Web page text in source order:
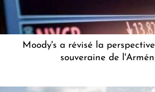
Moody's a révisé la
souveraine de